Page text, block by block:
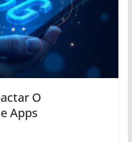
O
Apps